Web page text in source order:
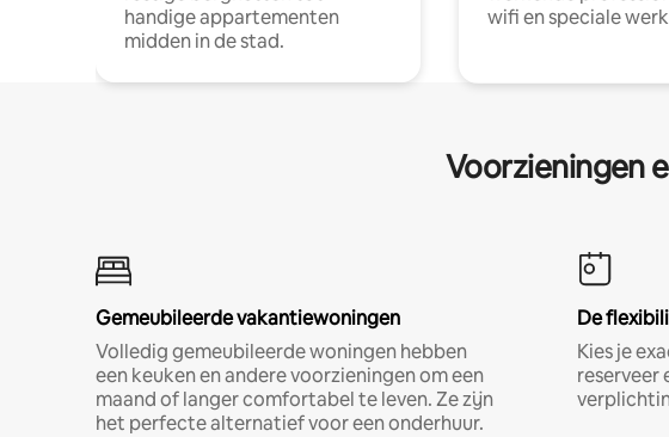
handige appartementen
midden in de stad.
wifi en speciale
Voorzieningen
Gemeubileerde vakantiewoningen
Volledig gemeubileerde woningen hebben
een keuken en andere voorzieningen om een
maand of langer comfortabel te leven. Ze zijn
het perfecte alternatief voor een onderhuur.
De
Kies je
reserveer